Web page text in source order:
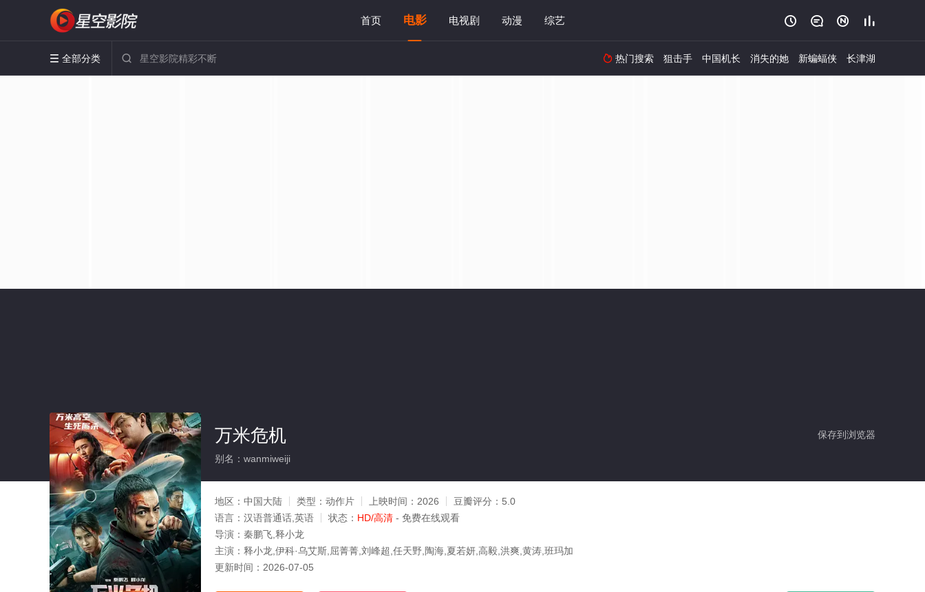
首页 电影 电视剧 动漫 综艺    
 全部分类   热门搜索 狙击手 中国机长 消失的她 新蝙蝠侠 长津湖
保存到浏览器
万米危机
别名：wanmiweiji
地区： 中国大陆 类型： 动作片 上映时间： 2026 豆瓣评分： 5.0
语言： 汉语普通话,英语 状态： HD/高清 - 免费在线观看
导演： 秦鹏飞,释小龙
主演： 释小龙,伊科·乌艾斯,屈菁菁,刘峰超,任天野,陶海,夏若妍,高毅,洪爽,黄涛,班玛加
更新时间： 2026-07-05